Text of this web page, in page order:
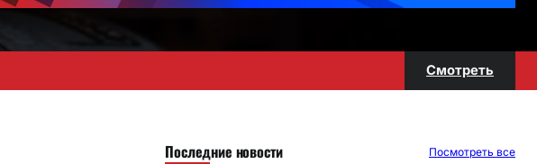
Смотреть
Последние новости Посмотреть все